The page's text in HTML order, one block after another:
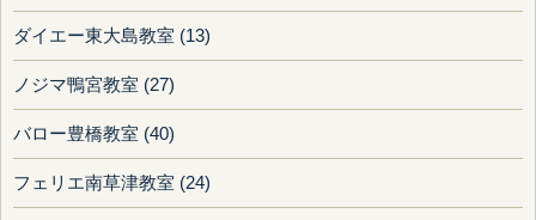
ダイエー東大島教室 (13)
ノジマ鴨宮教室 (27)
バロー豊橋教室 (40)
フェリエ南草津教室 (24)